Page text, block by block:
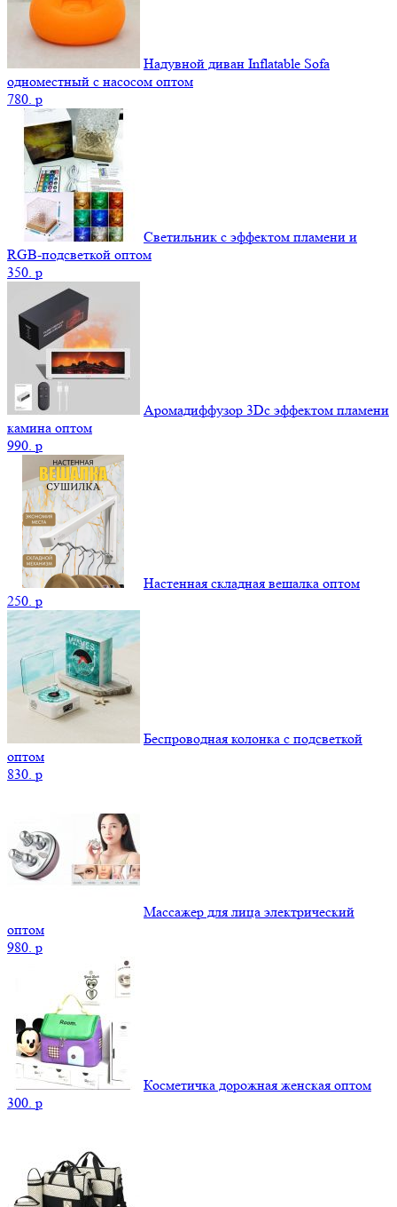
Надувной диван Inflatable Sofa
одноместный с насосом оптом
780. p
Светильник с эффектом пламени и
RGB-подсветкой оптом
350. p
Аромадиффузор 3Dс эффектом пламени
камина оптом
990. p
Настенная складная вешалка оптом
250. p
Беспроводная колонка с подсветкой
оптом
830. p
Массажер для лица электрический
оптом
980. p
Косметичка дорожная женская оптом
300. p